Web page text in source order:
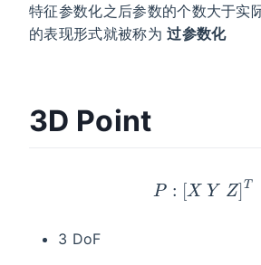
特征参数化之后参数的个数大于实
的表现形式就被称为过参数化
3D Point
3 DoF